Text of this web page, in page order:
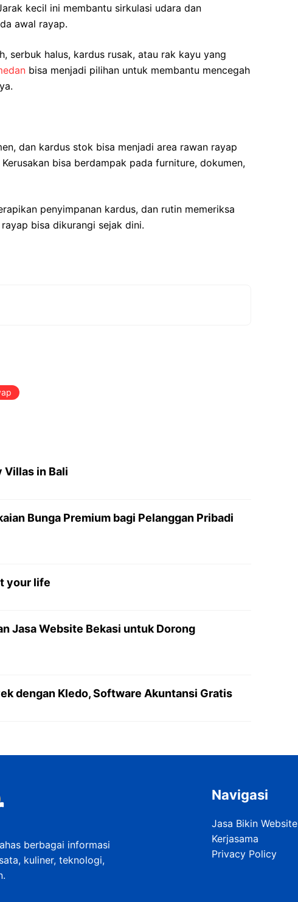
kecil ini membantu sirkulasi udara dan
awal rayap.
serbuk halus, kardus rusak, atau rak kayu yang
bisa menjadi pilihan untuk membantu mencegah
dan kardus stok bisa menjadi area rawan rayap
bisa berdampak pada furniture, dokumen,
penyimpanan kardus, dan rutin memeriksa
bisa dikurangi sejak dini.
Villas in Bali
Bunga Premium bagi Pelanggan Pribadi
your life
Jasa Website Bekasi untuk Dorong
dengan Kledo, Software Akuntansi Gratis
berbagai informasi
kuliner, teknologi,
Navigasi
Jasa Bikin Website
Kerjasama
Privacy Policy